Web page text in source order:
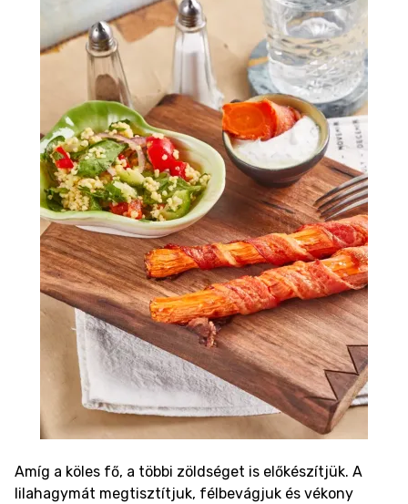
Amíg a köles fő, a többi zöldséget is előkészítjük. A
lilahagymát megtisztítjuk, félbevágjuk és vékony